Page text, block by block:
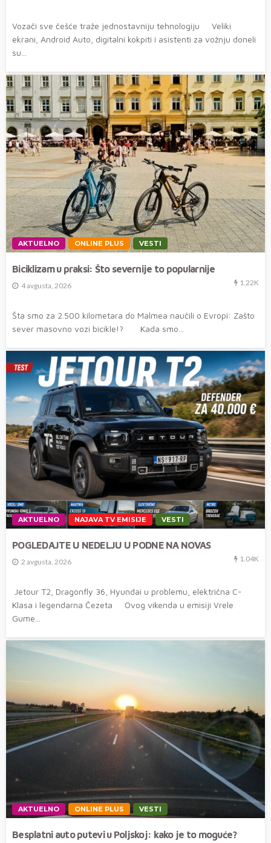
Vozači sve češće traže jednostavniju tehnologiju Veliki
ekrani, Android Auto, digitalni kokpiti i asistenti za vožnju doneli
su...
AKTUELNO ONLINE PLUS VESTI
Biciklizam u praksi: Što severnije to popularnije
4 avgusta, 2026 1.22K
Šta smo za 2.500 kilometara do Malmea naučili o Evropi: Zašto
sever masovno vozi bicikle!? Kada smo...
AKTUELNO NAJAVA TV EMISIJE VESTI
POGLEDAJTE U NEDELJU U PODNE NA NOVAS
2 avgusta, 2026 1.04K
Jetour T2, Dragonfly 36, Hyundai u problemu, električna C-
Klasa i legendarna Čezeta Ovog vikenda u emisiji Vrele
Gume...
AKTUELNO ONLINE PLUS VESTI
Besplatni auto putevi u Poljskoj: kako je to moguće?